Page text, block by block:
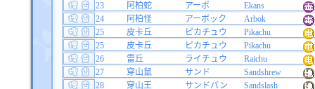
23
阿柏蛇 アーボ
Ekans
24
阿柏怪 アーボック
Arbok
25
皮卡丘 ピカチュウ
Pikachu
25
皮卡丘 ピカチュウ
Pikachu
26
雷丘 ライチュウ
Raichu
27
穿山鼠 サンド
Sandshrew
28
穿山王 サンドパン
Sandslash